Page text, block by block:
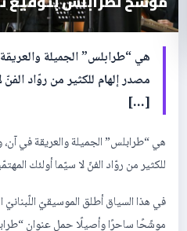
هي “طرابلس” الجميلة
مصدر إلهام للكثير من روّاد الفنّ
[…]
هي “طرابلس” الجميلة والعريقة في آن،
للكثير من روّاد الفنّ لا سيّما أولئك
في هذا السياق أطلق الموسيقيّ اللّبنانيّ
موشّحًا ساحرًا وأصيلًا حمل عنوان